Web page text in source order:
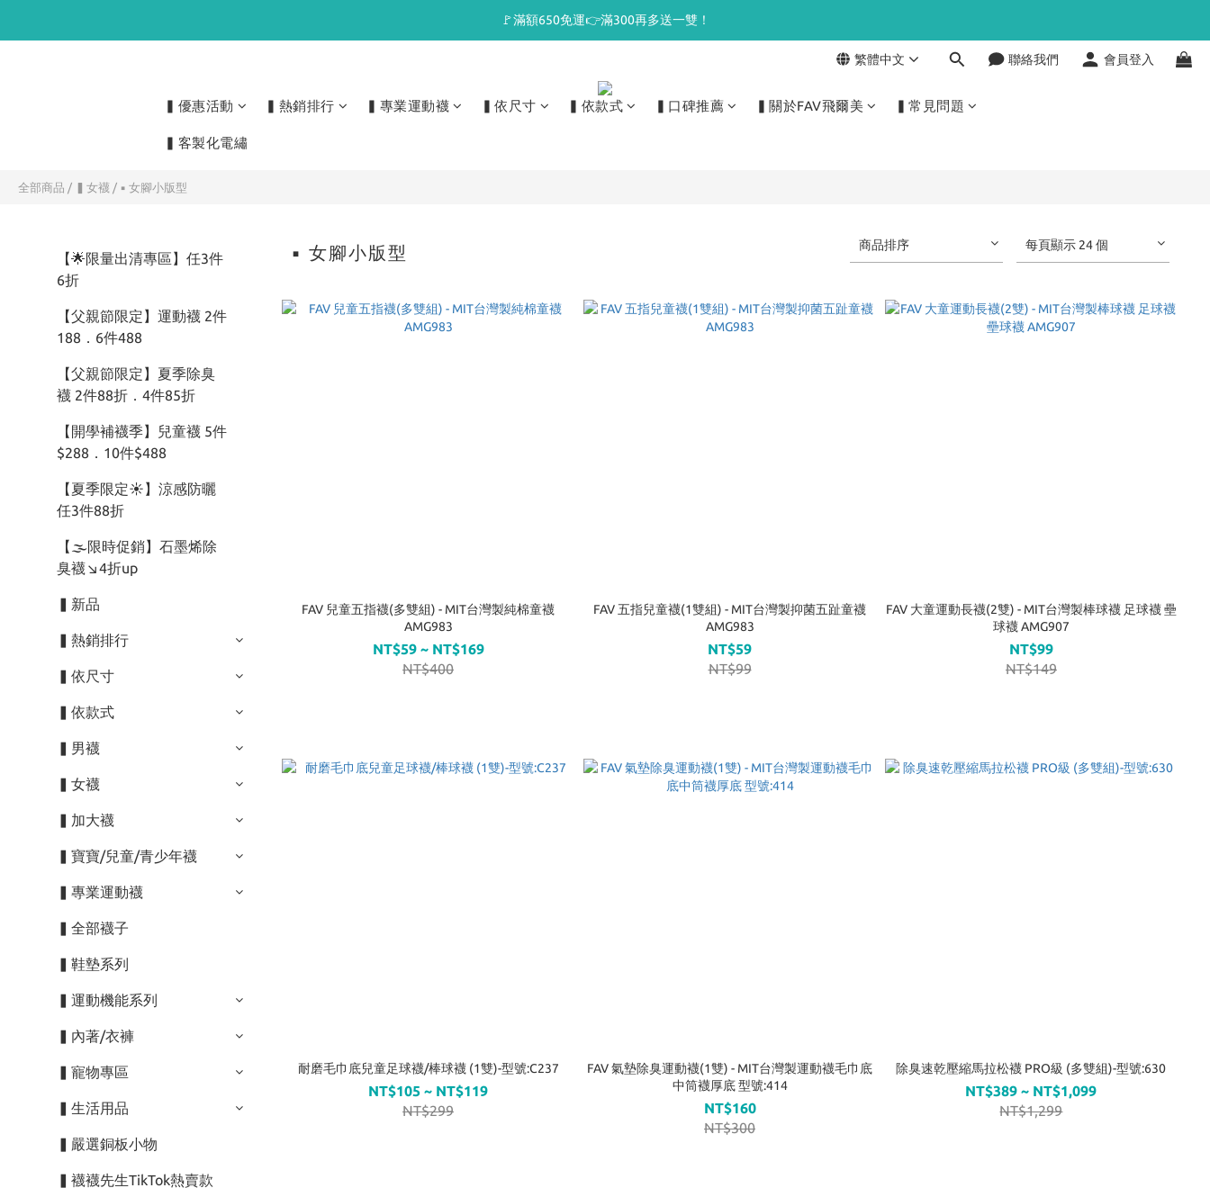
🚩滿額650免運👉滿300再多送一雙！
繁體中文 聯絡我們 會員登入
▍優惠活動 ▍熱銷排行 ▍專業運動襪 ▍依尺寸 ▍依款式 ▍口碑推薦 ▍關於FAV飛爾美 ▍常見問題
▍客製化電繡
全部商品 / ▍女襪 / ▪ 女腳小版型
【🌟限量出清專區】任3件
6折
【父親節限定】運動襪 2件
188．6件488
【父親節限定】夏季除臭
襪 2件88折．4件85折
【開學補襪季】兒童襪 5件
$288．10件$488
【夏季限定☀】涼感防曬
任3件88折
【🌫️限時促銷】石墨烯除
臭襪↘︎4折up
▍新品
▍熱銷排行
▍依尺寸
▍依款式
▍男襪
▍女襪
▍加大襪
▍寶寶/兒童/青少年襪
▍專業運動襪
▍全部襪子
▍鞋墊系列
▍運動機能系列
▍內著/衣褲
▍寵物專區
▍生活用品
▍嚴選銅板小物
▍襪襪先生TikTok熱賣款
▪ 女腳小版型 商品排序 每頁顯示 24 個
FAV 兒童五指襪(多雙組) - MIT台灣製純棉童襪
AMG983
NT$59 ~ NT$169
NT$400
FAV 五指兒童襪(1雙組) - MIT台灣製抑菌五趾童襪
AMG983
NT$59
NT$99
FAV 大童運動長襪(2雙) - MIT台灣製棒球襪 足球襪 壘
球襪 AMG907
NT$99
NT$149
耐磨毛巾底兒童足球襪/棒球襪 (1雙)-型號:C237
NT$105 ~ NT$119
NT$299
FAV 氣墊除臭運動襪(1雙) - MIT台灣製運動襪毛巾底
中筒襪厚底 型號:414
NT$160
NT$300
除臭速乾壓縮馬拉松襪 PRO級 (多雙組)-型號:630
NT$389 ~ NT$1,099
NT$1,299